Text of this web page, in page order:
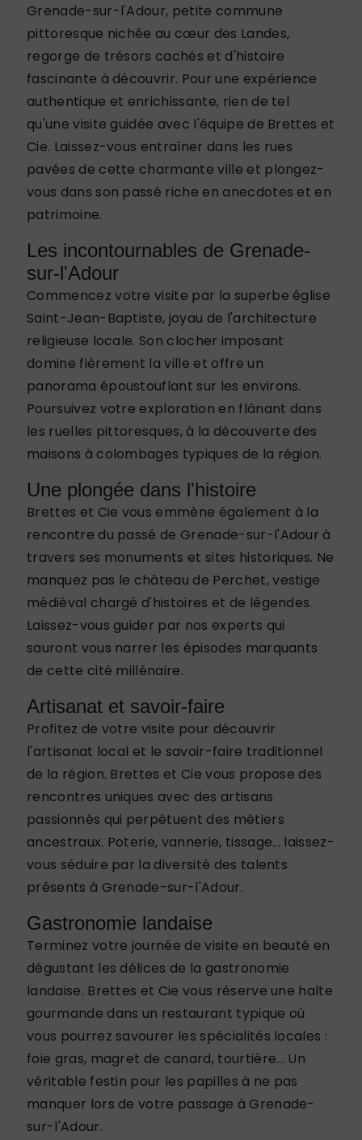
Grenade-sur-l'Adour, petite commune
pittoresque nichée au cœur des Landes,
regorge de trésors cachés et d'histoire
fascinante à découvrir. Pour une expérience
authentique et enrichissante, rien de tel
qu'une visite guidée avec l'équipe de Brettes et
Cie. Laissez-vous entraîner dans les rues
pavées de cette charmante ville et plongez-
vous dans son passé riche en anecdotes et en
patrimoine.
Les incontournables de Grenade-
sur-l'Adour
Commencez votre visite par la superbe église
Saint-Jean-Baptiste, joyau de l'architecture
religieuse locale. Son clocher imposant
domine fièrement la ville et offre un
panorama époustouflant sur les environs.
Poursuivez votre exploration en flânant dans
les ruelles pittoresques, à la découverte des
maisons à colombages typiques de la région.
Une plongée dans l'histoire
Brettes et Cie vous emmène également à la
rencontre du passé de Grenade-sur-l'Adour à
travers ses monuments et sites historiques. Ne
manquez pas le château de Perchet, vestige
médiéval chargé d'histoires et de légendes.
Laissez-vous guider par nos experts qui
sauront vous narrer les épisodes marquants
de cette cité millénaire.
Artisanat et savoir-faire
Profitez de votre visite pour découvrir
l'artisanat local et le savoir-faire traditionnel
de la région. Brettes et Cie vous propose des
rencontres uniques avec des artisans
passionnés qui perpétuent des métiers
ancestraux. Poterie, vannerie, tissage... laissez-
vous séduire par la diversité des talents
présents à Grenade-sur-l'Adour.
Gastronomie landaise
Terminez votre journée de visite en beauté en
dégustant les délices de la gastronomie
landaise. Brettes et Cie vous réserve une halte
gourmande dans un restaurant typique où
vous pourrez savourer les spécialités locales :
foie gras, magret de canard, tourtière... Un
véritable festin pour les papilles à ne pas
manquer lors de votre passage à Grenade-
sur-l'Adour.